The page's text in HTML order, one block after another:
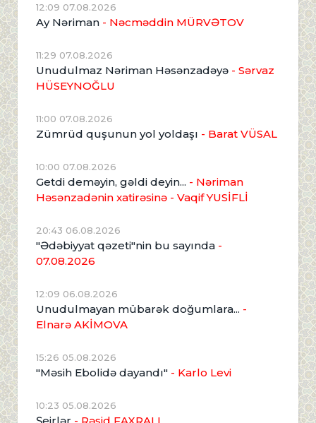
12:09 07.08.2026
Ay Nəriman - Nəcməddin MÜRVƏTOV
11:29 07.08.2026
Unudulmaz Nəriman Həsənzadəyə - Sərvaz
HÜSEYNOĞLU
11:00 07.08.2026
Zümrüd quşunun yol yoldaşı - Barat VÜSAL
10:00 07.08.2026
Getdi deməyin, gəldi deyin... - Nəriman
Həsənzadənin xatirəsinə - Vaqif YUSİFLİ
20:43 06.08.2026
"Ədəbiyyat qəzeti"nin bu sayında -
07.08.2026
12:09 06.08.2026
Unudulmayan mübarək doğumlara... -
Elnarə AKİMOVA
15:26 05.08.2026
"Məsih Ebolidə dayandı" - Karlo Levi
10:23 05.08.2026
Şeirlər - Rəşid FAXRALI